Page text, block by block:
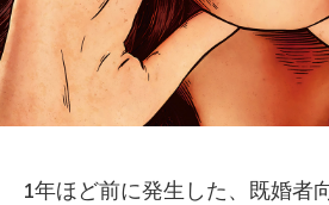
1年ほど前に発生した、既婚者